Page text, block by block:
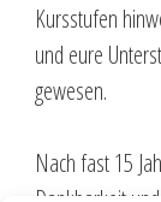
Kursstufen
und eure
gewesen.
Nach fast 15